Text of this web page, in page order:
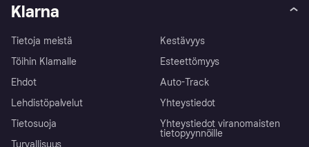
Klarna
Tietoja meistä
Töihin Klarnalle
Ehdot
Lehdistöpalvelut
Tietosuoja
Turvallisuus
Kestävyys
Esteettömyys
Auto-Track
Yhteystiedot
Yhteystiedot viranomaisten
tietopyynnöille